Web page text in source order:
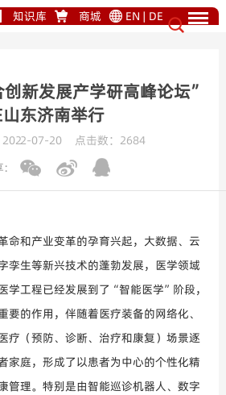
知识库 商城 EN | DE
新发展产学研高峰论坛”
东济南举行
2022-07-20 点击数： 2684
:
命和产业变革的孕育兴起，大数据、云
孪生等新兴技术的蓬勃发展，医学领域
学工程已经发展到了“智能医学”阶段，
要的作用，伴随着医疗装备的网络化、
疗（预防、诊断、治疗和康复）场景逐
家庭，形成了以患者为中心的个性化精
管理。特别是由智能巡诊机器人、数字